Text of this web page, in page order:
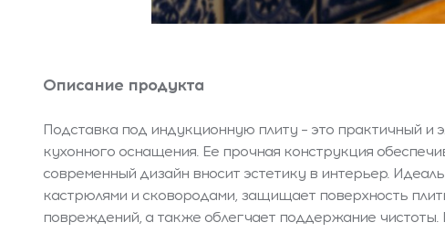
Описание продукта
Подставка под индукционную плиту – это практичный и
кухонного оснащения. Ее прочная конструкция
современный дизайн вносит эстетику в интерьер.
кастрюлями и сковородами, защищает поверхность
повреждений, а также облегчает поддержание чистоты.